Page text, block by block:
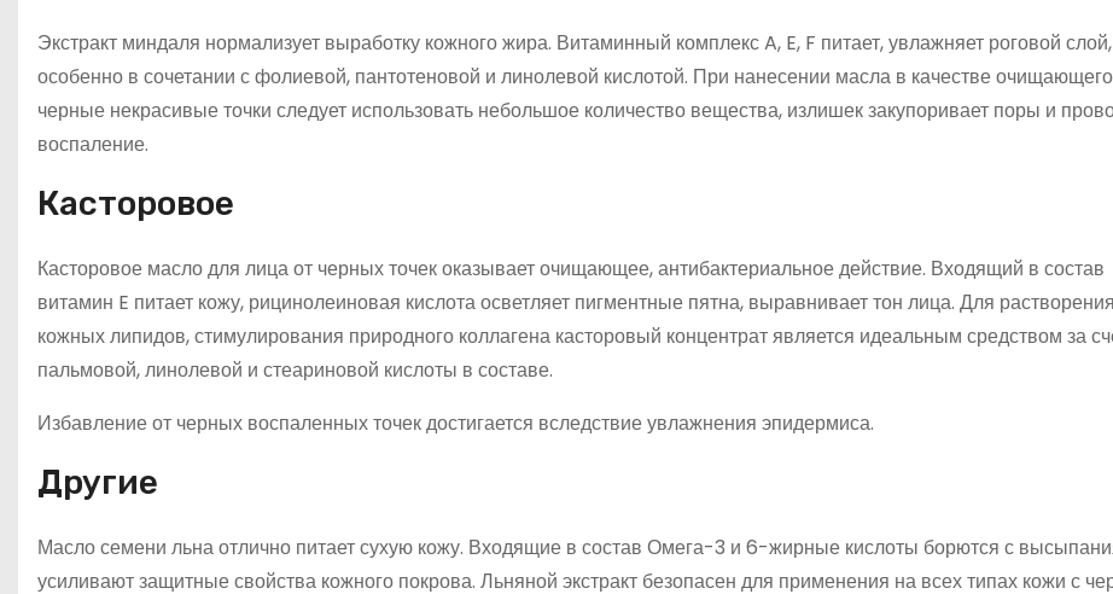
Экстракт миндаля нормализует выработку кожного жира. Витаминный комплекс A, E, F питает, увлажняет роговой слой,
особенно в сочетании с фолиевой, пантотеновой и линолевой кислотой. При нанесении масла в качестве очищающего
черные некрасивые точки следует использовать небольшое количество вещества, излишек закупоривает поры и
воспаление.
Касторовое
Касторовое масло для лица от черных точек оказывает очищающее, антибактериальное действие. Входящий в состав
витамин E питает кожу, рицинолеиновая кислота осветляет пигментные пятна, выравнивает тон лица. Для растворения
кожных липидов, стимулирования природного коллагена касторовый концентрат является идеальным средством за
пальмовой, линолевой и стеариновой кислоты в составе.
Избавление от черных воспаленных точек достигается вследствие увлажнения эпидермиса.
Другие
Масло семени льна отлично питает сухую кожу. Входящие в состав Омега-3 и 6-жирные кислоты борются с
усиливают защитные свойства кожного покрова. Льняной экстракт безопасен для применения на всех типах кожи с